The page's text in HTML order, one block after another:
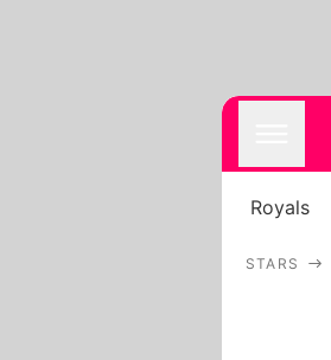
Royals
STARS